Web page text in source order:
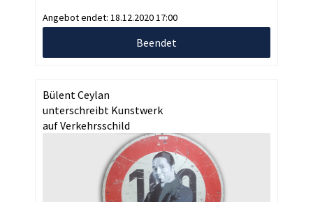
Angebot endet: 18.12.2020 17:00
Beendet
Bülent Ceylan
unterschreibt Kunstwerk
auf Verkehrsschild